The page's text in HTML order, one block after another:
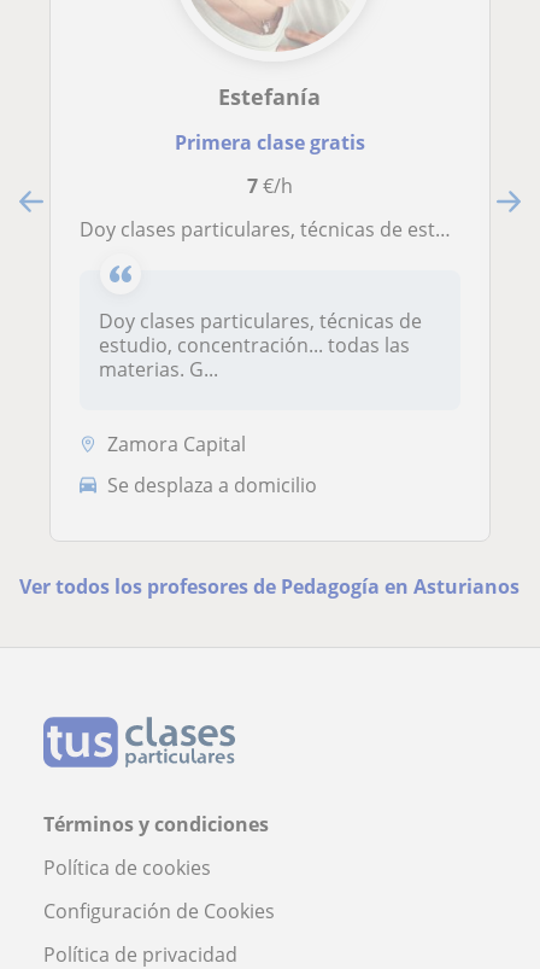
Estefanía
Primera clase gratis
7€/h
Doy clases particulares, técnicas de estudio, concentración... Grado en Pedagogia en la universidad de Salamanca, con experiencia de más de un año
Doy clases particulares, técnicas de
estudio, concentración... todas las
materias. G...
Zamora Capital
Se desplaza a domicilio
Ver todos los profesores de Pedagogía en Asturianos
Términos y condiciones
Política de cookies
Configuración de Cookies
Política de privacidad